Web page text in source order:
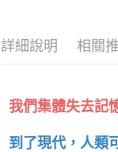
詳細說明 相關
我們集體失去記
到了現代，人類